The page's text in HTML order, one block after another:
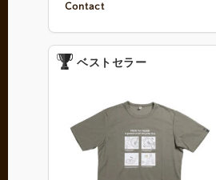
Contact
ベストセラー